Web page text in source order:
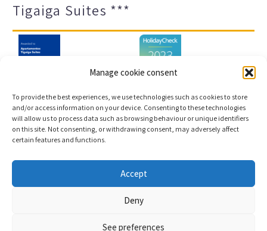
Manage cookie consent
To provide the best experiences, we use technologies such as cookies to store
and/or access information on your device. Consenting to these technologies
will allow us to process data such as browsing behaviour or unique identifiers
on this site. Not consenting, or withdrawing consent, may adversely affect
certain features and functions.
Accept
Deny
See preferences
Tigaiga Suites ***
Impressum und Datenschutz
Transparenz-Portal
Cookies
Copyright © 2023 |